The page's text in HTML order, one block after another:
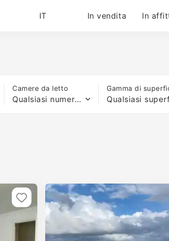
IT In vendita In
Camere da letto
Qualsiasi numero di letti
Gamma di